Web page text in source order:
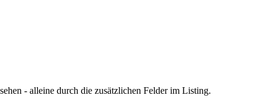
- alleine durch die zusätzlichen Felder im Listing.